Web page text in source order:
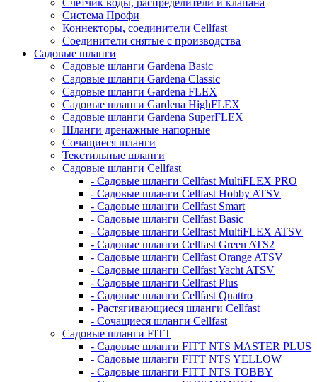
Счетчик воды, распределители и клапана
Система Профи
Коннекторы, соединители Cellfast
Соединители снятые с производства
Садовые шланги
Садовые шланги Gardena Basic
Садовые шланги Gardena Classic
Садовые шланги Gardena FLEX
Садовые шланги Gardena HighFLEX
Садовые шланги Gardena SuperFLEX
Шланги дренажные напорные
Сочащиеся шланги
Текстильные шланги
Садовые шланги Cellfast
- Садовые шланги Cellfast MultiFLEX PRO
- Садовые шланги Cellfast Hobby ATSV
- Садовые шланги Cellfast Smart
- Садовые шланги Cellfast Basic
- Садовые шланги Cellfast MultiFLEX ATSV
- Садовые шланги Cellfast Green ATS2
- Садовые шланги Cellfast Orange ATSV
- Садовые шланги Cellfast Yacht ATSV
- Садовые шланги Cellfast Plus
- Садовые шланги Cellfast Quattro
- Растягивающиеся шланги Cellfast
- Сочащиеся шланги Cellfast
Садовые шланги FITT
- Садовые шланги FITT NTS MASTER PLUS
- Садовые шланги FITT NTS YELLOW
- Садовые шланги FITT NTS TOBBY